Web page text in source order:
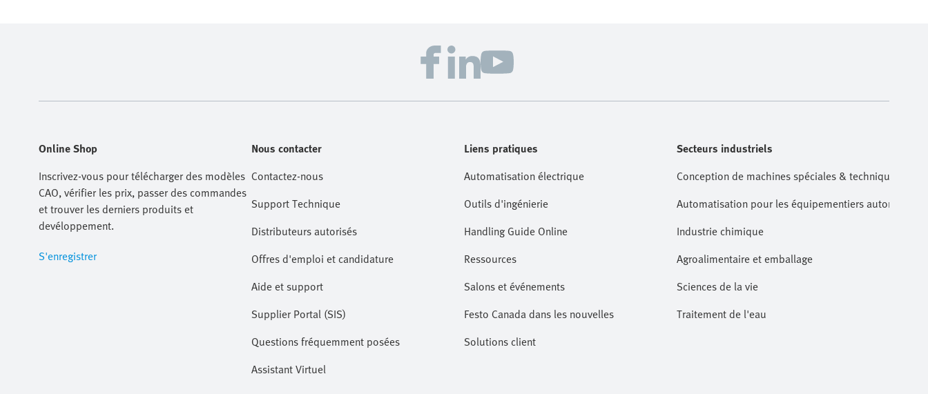
Online Shop
Inscrivez-vous pour télécharger des modèles
CAO, vérifier les prix, passer des commandes
et trouver les derniers produits et
devéloppement.
S'enregistrer
Nous contacter
Contactez-nous
Support Technique
Distributeurs autorisés
Offres d'emploi et candidature
Aide et support
Supplier Portal (SIS)
Questions fréquemment posées
Assistant Virtuel
Liens pratiques
Automatisation électrique
Outils d'ingénierie
Handling Guide Online
Ressources
Salons et événements
Festo Canada dans les nouvelles
Solutions client
Secteurs industriels
Conception de machines spéciales & technique de
Automatisation pour les équipementiers automobiles
Industrie chimique
Agroalimentaire et emballage
Sciences de la vie
Traitement de l'eau